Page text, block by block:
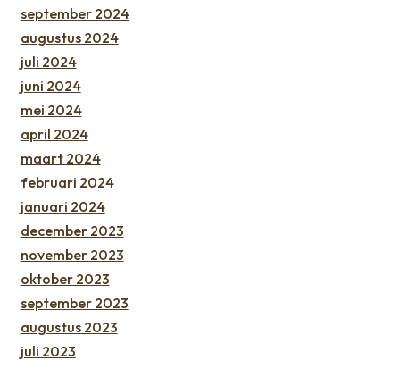
september 2024
augustus 2024
juli 2024
juni 2024
mei 2024
april 2024
maart 2024
februari 2024
januari 2024
december 2023
november 2023
oktober 2023
september 2023
augustus 2023
juli 2023